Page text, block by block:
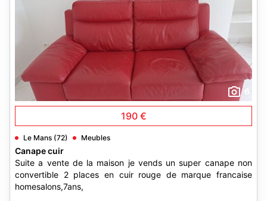
6
190 €
Le Mans (72) Meubles
Canape cuir
Suite a vente de la maison je vends un super canape non
convertible 2 places en cuir rouge de marque francaise
homesalons,7ans,